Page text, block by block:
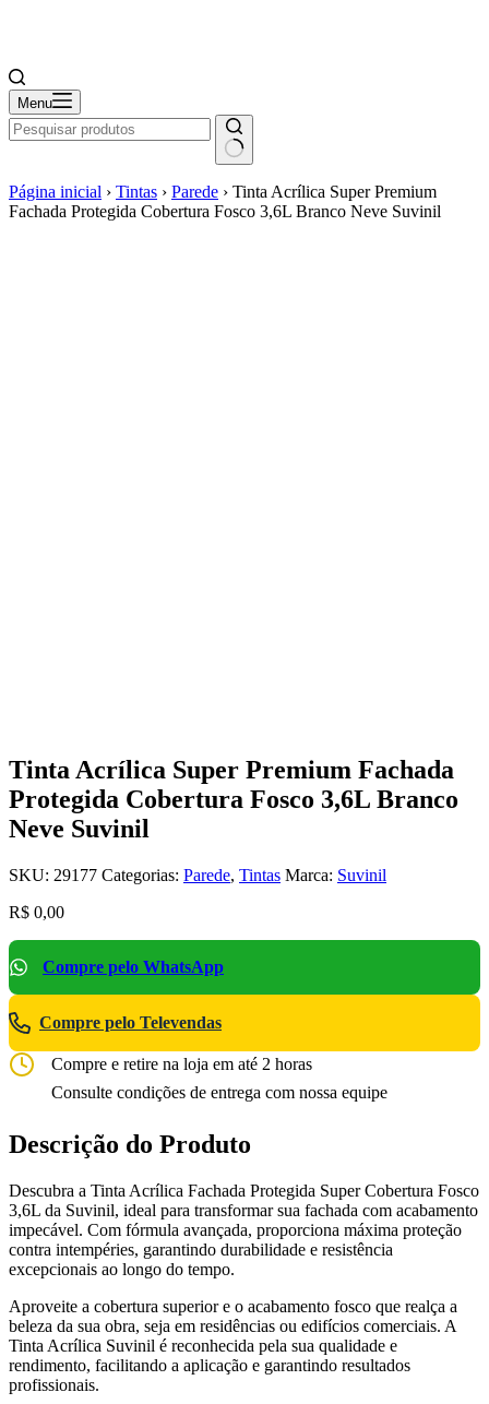
Menu
Página inicial › Tintas › Parede › Tinta Acrílica Super Premium
Fachada Protegida Cobertura Fosco 3,6L Branco Neve Suvinil
Tinta Acrílica Super Premium Fachada
Protegida Cobertura Fosco 3,6L Branco
Neve Suvinil
SKU: 29177 Categorias: Parede, Tintas Marca: Suvinil
R$ 0,00
Compre pelo WhatsApp
Compre pelo Televendas
Compre e retire na loja em até 2 horas
Consulte condições de entrega com nossa equipe
Descrição do Produto
Descubra a Tinta Acrílica Fachada Protegida Super Cobertura Fosco
3,6L da Suvinil, ideal para transformar sua fachada com acabamento
impecável. Com fórmula avançada, proporciona máxima proteção
contra intempéries, garantindo durabilidade e resistência
excepcionais ao longo do tempo.
Aproveite a cobertura superior e o acabamento fosco que realça a
beleza da sua obra, seja em residências ou edifícios comerciais. A
Tinta Acrílica Suvinil é reconhecida pela sua qualidade e
rendimento, facilitando a aplicação e garantindo resultados
profissionais.